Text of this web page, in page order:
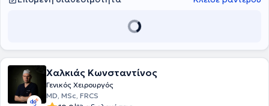
Χαλκιάς Κωνσταντίνος
Γενικός Χειρουργός
MD, MSc, FRCS